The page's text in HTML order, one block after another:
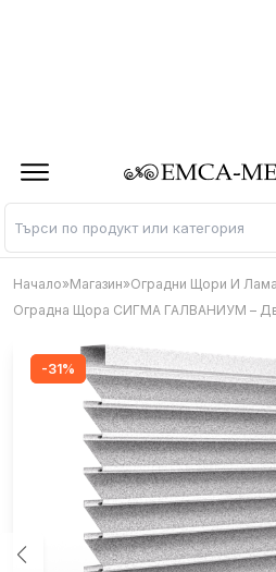
Начало»Магазин»Оградни Щори И
Оградна Щора СИГМА ГАЛВАНИУМ –
-31%
-31%